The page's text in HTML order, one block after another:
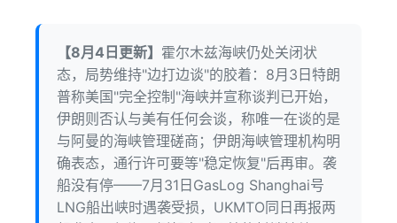
【8月4日更新】 霍尔木兹海峡仍处关闭状
态，局势维持"边打边谈"的胶着：8月3日特朗
普称美国"完全控制"海峡并宣称谈判已开始，
伊朗则否认与美有任何会谈，称唯一在谈的是
与阿曼的海峡管理磋商；伊朗海峡管理机构明
确表态，通行许可要等"稳定恢复"后再审。袭
船没有停——7月31日GasLog Shanghai号
LNG船出峡时遇袭受损，UKMTO同日再报两